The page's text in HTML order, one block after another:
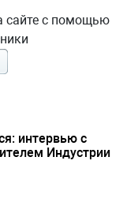
сайте с помощью
интервью с
Индустрии